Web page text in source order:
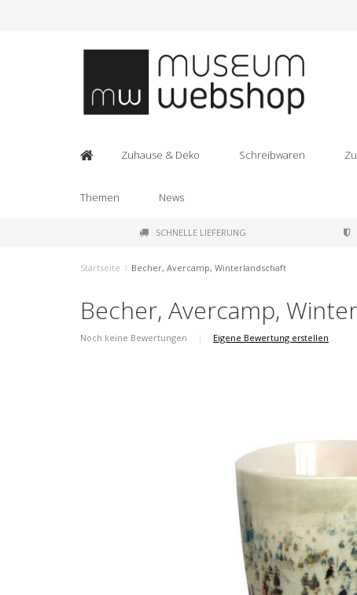
Zuhause & Deko Schreibwaren
Themen News
SCHNELLE LIEFERUNG
Startseite / Becher, Avercamp, Winterlandschaft
Becher, Avercamp,
Noch keine Bewertungen | Eigene Bewertung erstellen